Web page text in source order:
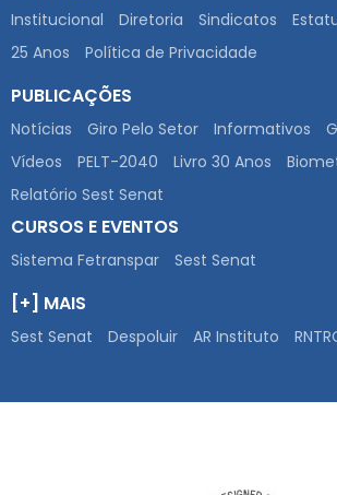
Institucional Diretoria Sindicatos
25 Anos
Política de Privacidade
PUBLICAÇÕES
Notícias Giro Pelo Setor Informativos
Vídeos
PELT-2040 Livro 30 Anos
Relatório Sest Senat
CURSOS E EVENTOS
Sistema Fetranspar Sest Senat
[+] MAIS
Sest Senat Despoluir AR Instituto